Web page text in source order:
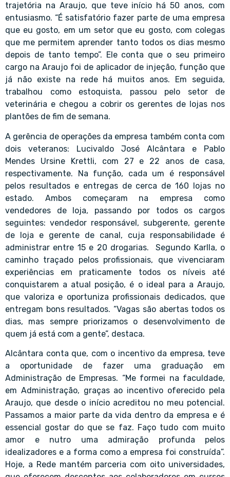
trajetória na Araujo, que teve início há 50 anos, com
entusiasmo. “É satisfatório fazer parte de uma empresa
que eu gosto, em um setor que eu gosto, com colegas
que me permitem aprender tanto todos os dias mesmo
depois de tanto tempo”. Ele conta que o seu primeiro
cargo na Araujo foi de aplicador de injeção, função que
já não existe na rede há muitos anos. Em seguida,
trabalhou como estoquista, passou pelo setor de
veterinária e chegou a cobrir os gerentes de lojas nos
plantões de fim de semana.
A gerência de operações da empresa também conta com
dois veteranos: Lucivaldo José Alcântara e Pablo
Mendes Ursine Krettli, com 27 e 22 anos de casa,
respectivamente. Na função, cada um é responsável
pelos resultados e entregas de cerca de 160 lojas no
estado. Ambos começaram na empresa como
vendedores de loja, passando por todos os cargos
seguintes: vendedor responsável, subgerente, gerente
de loja e gerente de canal, cuja responsabilidade é
administrar entre 15 e 20 drogarias. Segundo Karlla, o
caminho traçado pelos profissionais, que vivenciaram
experiências em praticamente todos os níveis até
conquistarem a atual posição, é o ideal para a Araujo,
que valoriza e oportuniza profissionais dedicados, que
entregam bons resultados. “Vagas são abertas todos os
dias, mas sempre priorizamos o desenvolvimento de
quem já está com a gente”, destaca.
Alcântara conta que, com o incentivo da empresa, teve
a oportunidade de fazer uma graduação em
Administração de Empresas. “Me formei na faculdade,
em Administração, graças ao incentivo oferecido pela
Araujo, que desde o início acreditou no meu potencial.
Passamos a maior parte da vida dentro da empresa e é
essencial gostar do que se faz. Faço tudo com muito
amor e nutro uma admiração profunda pelos
idealizadores e a forma como a empresa foi construída”.
Hoje, a Rede mantém parceria com oito universidades,